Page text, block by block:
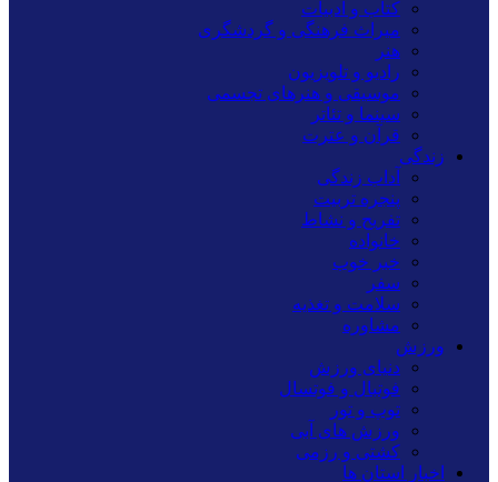
کتاب و ادبیات
میراث فرهنگی و گردشگری
هنر
رادیو و تلویزیون
موسیقی و هنرهای تجسمی
سینما و تئاتر
قرآن و عترت
زندگی
آداب زندگی
پنجره تربیت
تفریح و نشاط
خانواده
خبر خوب
سفر
سلامت و تغذیه
مشاوره
ورزش
دنیای ورزش
فوتبال و فوتسال
توپ و تور
ورزش های آبی
کشتی و رزمی
اخبار استان ها